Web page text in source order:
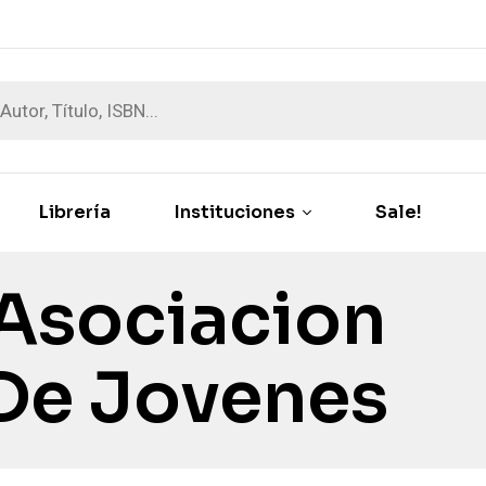
Librería Instituciones Sale!
Jovenes